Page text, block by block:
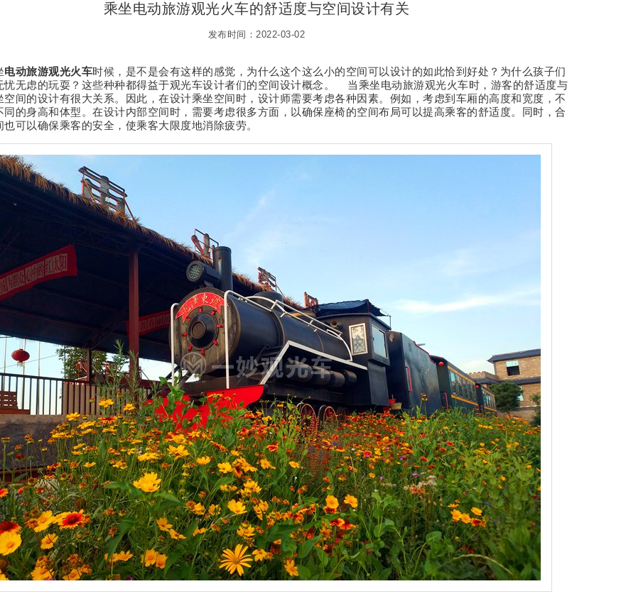
乘坐电动旅游观光火车的舒适度与空间设计有关
发布时间：2022-03-02
电动旅游观光火车时候，是不是会有这样的感觉，为什么这个这么小的空间可以设计的如此恰到好处？为什么孩子们
忧无虑的玩耍？这些种种都得益于观光车设计者们的空间设计概念。 当乘坐电动旅游观光火车时，游客的舒适度与
空间的设计有很大关系。因此，在设计乘坐空间时，设计师需要考虑各种因素。例如，考虑到车厢的高度和宽度，不
同的身高和体型。在设计内部空间时，需要考虑很多方面，以确保座椅的空间布局可以提高乘客的舒适度。同时，合
可以确保乘客的安全，使乘客大限度地消除疲劳。